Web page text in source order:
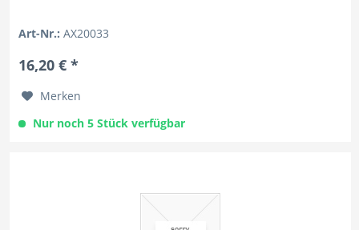
Art-Nr.:AX20033
16,20 € *
Merken
Nur noch 5 Stück verfügbar